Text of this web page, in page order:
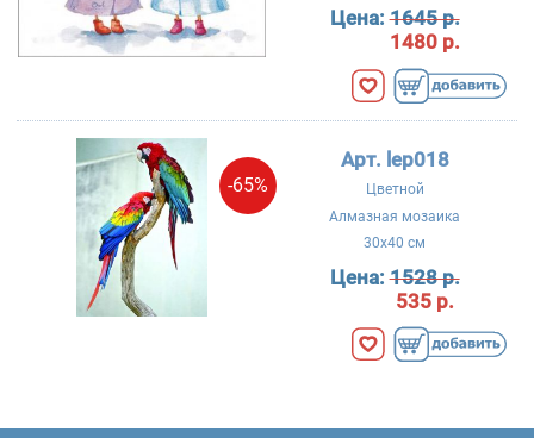
Цена:1645 р.
1480 р.
-65%
Арт. lep018
Цветной
Алмазная мозаика
30x40 см
Цена:1528 р.
535 р.